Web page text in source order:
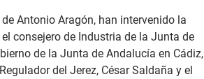
Antonio Aragón, han intervenido la
consejero de Industria de la Junta de
de la Junta de Andalucía en Cádiz,
del Jerez, César Saldaña y el